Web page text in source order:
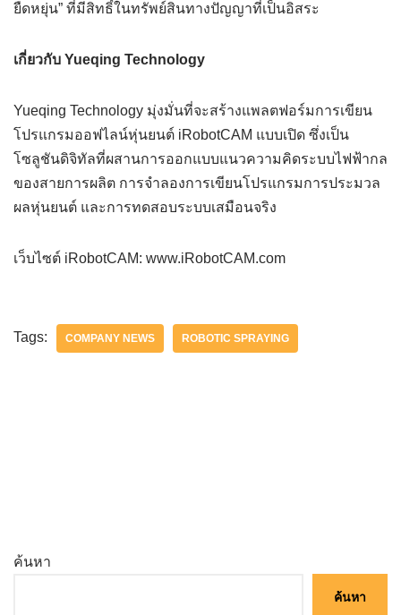
ยืดหยุ่น” ที่มีสิทธิ์ในทรัพย์สินทางปัญญาที่เป็นอิสระ
เกี่ยวกับ Yueqing Technology
Yueqing Technology มุ่งมั่นที่จะสร้างแพลตฟอร์มการเขียน
โปรแกรมออฟไลน์หุ่นยนต์ iRobotCAM แบบเปิด ซึ่งเป็น
โซลูชันดิจิทัลที่ผสานการออกแบบแนวความคิดระบบไฟฟ้ากล
ของสายการผลิต การจำลองการเขียนโปรแกรมการประมวล
ผลหุ่นยนต์ และการทดสอบระบบเสมือนจริง
เว็บไซต์ iRobotCAM: www.iRobotCAM.com
Tags: COMPANY NEWS ROBOTIC SPRAYING
ค้นหา
ค้นหา